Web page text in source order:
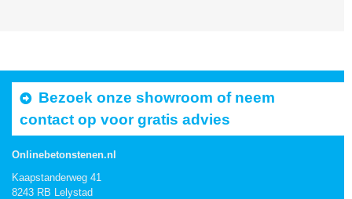
Bezoek onze showroom of neem
contact op voor gratis advies
Onlinebetonstenen.nl
Kaapstanderweg 41
8243 RB Lelystad